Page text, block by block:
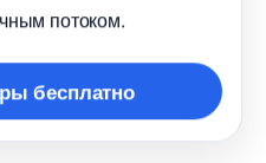
потоком.
бесплатно